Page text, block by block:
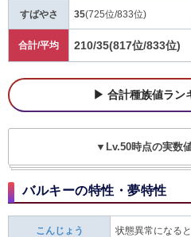
すばやさ 35(725位/833位)
合計/平均 210/35(817位/833位)
合計種族値ラン
▼Lv.50時点の実数
バルキーの特性・夢特性
こんじょう 状態異常になる